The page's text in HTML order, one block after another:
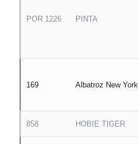
POR 1226 PINTA
169 Albatroz New York
858 HOBIE TIGER